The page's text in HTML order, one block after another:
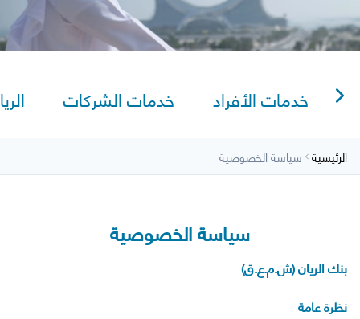
خدمات الأفراد خدمات الشركات
الرئيسية سياسة الخصوصية
سياسة الخصوصية
بنك الريان (ش.م.ع.ق)
نظرة عامة